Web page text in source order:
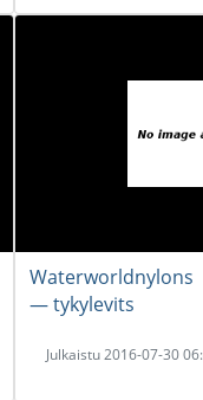
Waterworldnylons
― tykylevits
Julkaistu 2016-07-30